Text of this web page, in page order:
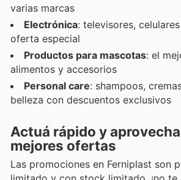
varias marcas
Electrónica: televisores,
oferta especial
Productos para mascotas: el
alimentos y accesorios
Personal care: shampoos,
belleza con descuentos exclusivos
Actuá rápido y
mejores ofertas
Las promociones en Ferniplast son